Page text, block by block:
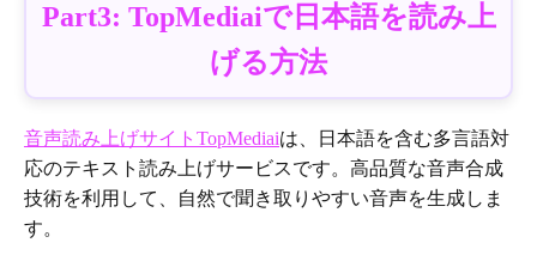
Part3: TopMediaiで日本語を読み上
げる方法
音声読み上げサイトTopMediaiは、日本語を含む多言語対
応のテキスト読み上げサービスです。高品質な音声合成
技術を利用して、自然で聞き取りやすい音声を生成しま
す。